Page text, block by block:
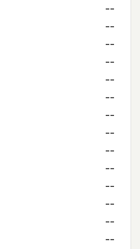
--
--
--
--
--
--
--
--
--
--
--
--
--
--